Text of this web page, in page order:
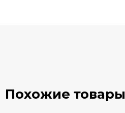
Похожие товары